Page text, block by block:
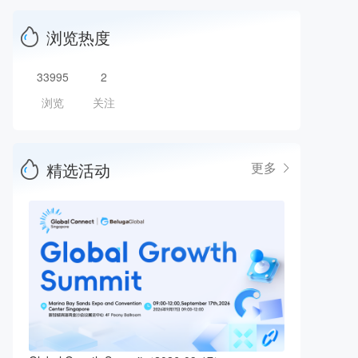
浏览热度
33995
浏览
2
关注
精选活动 更多